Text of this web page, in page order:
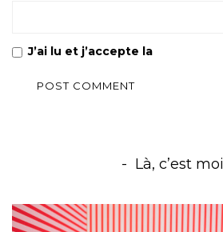
J’ai lu et j’accepte la
Là, c’est moi